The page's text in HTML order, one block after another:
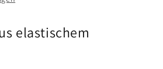
elastischem